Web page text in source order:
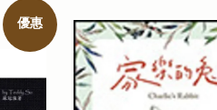
優惠